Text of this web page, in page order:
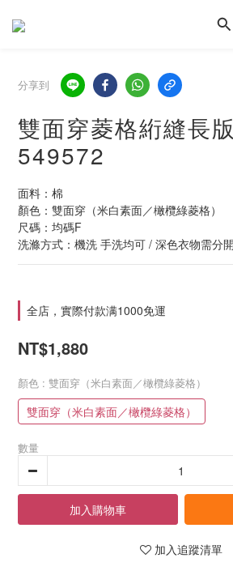
分享到
雙面穿菱格絎縫長
549572
面料：棉
顏色：雙面穿（米白素面／橄欖綠菱格）
尺碼：均碼F
洗滌方式：機洗 手洗均可 / 深色衣物需分
全店，實際付款满1000免運
NT$1,880
顏色 : 雙面穿（米白素面／橄欖綠菱格）
雙面穿（米白素面／橄欖綠菱格）
數量
加入購物車
加入追蹤清單